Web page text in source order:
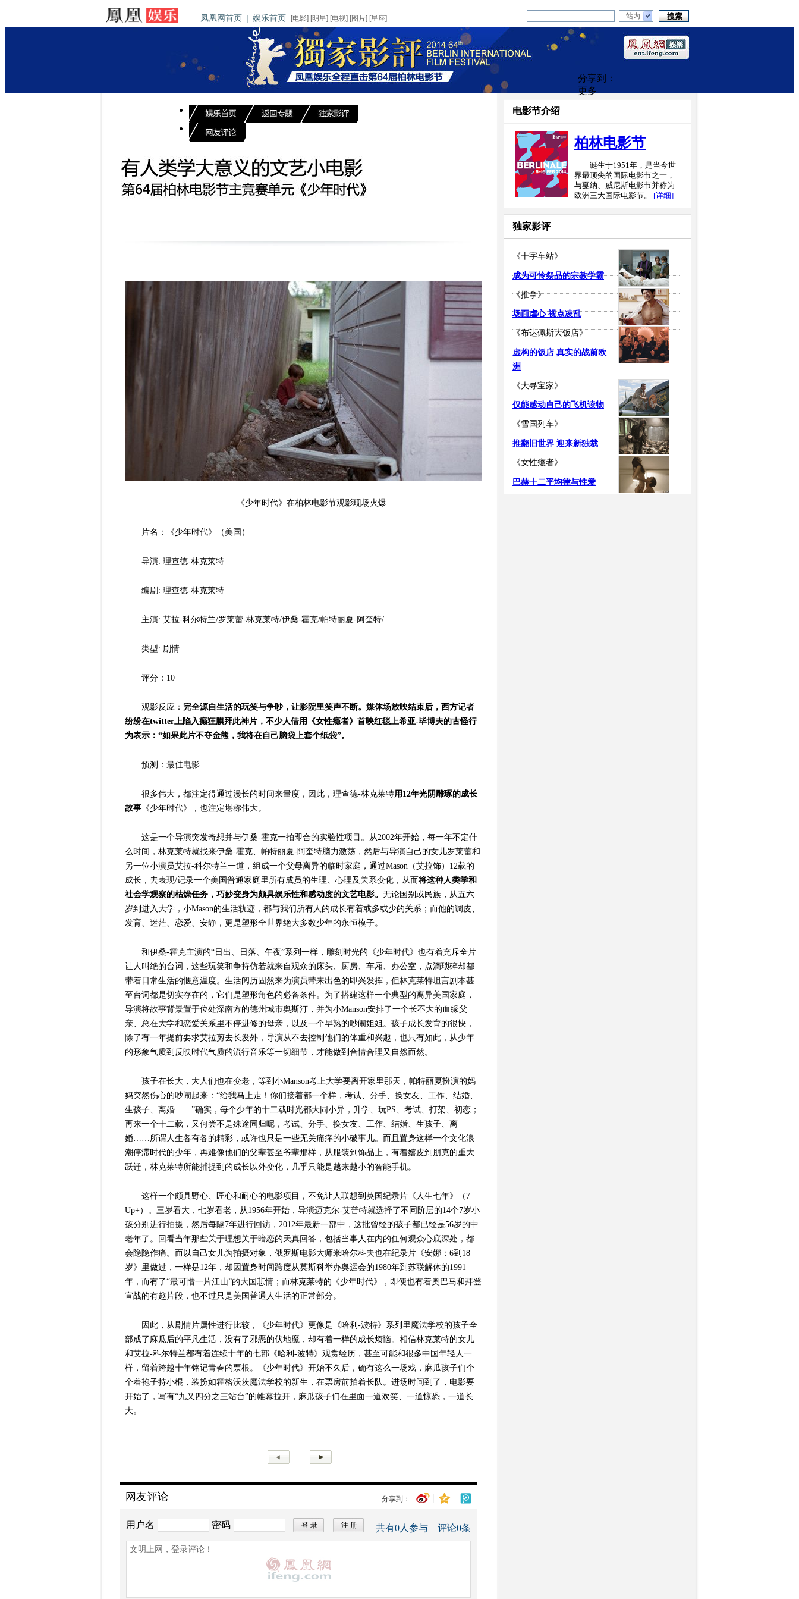
凤凰网首页 | 娱乐首页 [电影] [明星] [电视] [图片] [星座] 站内
分享到：
更多
《少年时代》在柏林电影节观影现场火爆
片名：《少年时代》（美国）
导演: 理查德-林克莱特
编剧: 理查德-林克莱特
主演: 艾拉-科尔特兰/罗莱蕾-林克莱特/伊桑-霍克/帕特丽夏-阿奎特/
类型: 剧情
评分：10
观影反应： 完全源自生活的玩笑与争吵，让影院里笑声不断。媒体场放映结束后，西方记者
纷纷在twitter 上陷入癫狂膜拜此神片，不少人借用《女性瘾者》首映红毯上希亚-毕博夫的古怪行
为表示：“如果此片不夺金熊，我将在自己脑袋上套个纸袋”。
预测：最佳电影
很多伟大，都注定得通过漫长的时间来量度，因此，理查德-林克莱特用12年光阴雕琢的成长
故事 《少年时代》，也注定堪称伟大。
这是一个导演突发奇想并与伊桑-霍克一拍即合的实验性项目。从2002年开始，每一年不定什
么时间，林克莱特就找来伊桑-霍克、帕特丽夏-阿奎特脑力激荡，然后与导演自己的女儿罗莱蕾和
另一位小演员艾拉-科尔特兰一道，组成一个父母离异的临时家庭，通过Mason （艾拉饰）12载的
成长，去表现/记录一个美国普通家庭里所有成员的生理、心理及关系变化，从而将这种人类学和
社会学观察的枯燥任务，巧妙变身为颇具娱乐性和感动度的文艺电影。 无论国别或民族，从五六
岁到进入大学，小Mason的生活轨迹，都与我们所有人的成长有着或多或少的关系；而他的调皮、
发育、迷茫、恋爱、安静，更是塑形全世界绝大多数少年的永恒模子。
和伊桑-霍克主演的“日出、日落、午夜”系列一样，雕刻时光的《少年时代》也有着充斥全片
让人叫绝的台词，这些玩笑和争持仿若就来自观众的床头、厨房、车厢、办公室，点滴琐碎却都
带着日常生活的惬意温度。生活阅历固然来为演员带来出色的即兴发挥，但林克莱特坦言剧本甚
至台词都是切实存在的，它们是塑形角色的必备条件。为了搭建这样一个典型的离异美国家庭，
导演将故事背景置于位处深南方的德州城市奥斯汀，并为小Manson安排了一个长不大的血缘父
亲、总在大学和恋爱关系里不停进修的母亲，以及一个早熟的吵闹姐姐。孩子成长发育的很快，
除了有一年提前要求艾拉剪去长发外，导演从不去控制他们的体重和兴趣，也只有如此，从少年
的形象气质到反映时代气质的流行音乐等一切细节，才能做到合情合理又自然而然。
孩子在长大，大人们也在变老，等到小Manson考上大学要离开家里那天，帕特丽夏扮演的妈
妈突然伤心的吵闹起来：“给我马上走！你们接着都一个样，考试、分手、换女友、工作、结婚、
生孩子、离婚……”确实，每个少年的十二载时光都大同小异，升学、玩PS 、考试、打架、初恋；
再来一个十二载，又何尝不是殊途同归呢，考试、分手、换女友、工作、结婚、生孩子、离
婚……所谓人生各有各的精彩，或许也只是一些无关痛痒的小破事儿。而且置身这样一个文化浪
潮停滞时代的少年，再难像他们的父辈甚至爷辈那样，从服装到饰品上，有着嬉皮到朋克的重大
跃迁，林克莱特所能捕捉到的成长以外变化，几乎只能是越来越小的智能手机。
这样一个颇具野心、匠心和耐心的电影项目，不免让人联想到英国纪录片《人生七年》（7
Up+）。三岁看大，七岁看老，从1956年开始，导演迈克尔-艾普特就选择了不同阶层的14个7岁小
孩分别进行拍摄，然后每隔7年进行回访，2012年最新一部中，这批曾经的孩子都已经是56岁的中
老年了。回看当年那些关于理想关于暗恋的天真回答，包括当事人在内的任何观众心底深处，都
会隐隐作痛。而以自己女儿为拍摄对象，俄罗斯电影大师米哈尔科夫也在纪录片《安娜：6到18
岁》里做过，一样是12年，却因置身时间跨度从莫斯科举办奥运会的1980年到苏联解体的1991
年，而有了“最可惜一片江山”的大国悲情；而林克莱特的《少年时代》，即便也有着奥巴马和拜登
宣战的有趣片段，也不过只是美国普通人生活的正常部分。
因此，从剧情片属性进行比较，《少年时代》更像是《哈利-波特》系列里魔法学校的孩子全
部成了麻瓜后的平凡生活，没有了邪恶的伏地魔，却有着一样的成长烦恼。相信林克莱特的女儿
和艾拉-科尔特兰都有着连续十年的七部《哈利-波特》观赏经历，甚至可能和很多中国年轻人一
样，留着跨越十年铭记青春的票根。《少年时代》开始不久后，确有这么一场戏，麻瓜孩子们个
个着袍子持小棍，装扮如霍格沃茨魔法学校的新生，在票房前拍着长队。进场时间到了，电影要
开始了，写有“九又四分之三站台”的帷幕拉开，麻瓜孩子们在里面一道欢笑、一道惊恐，一道长
大。
网友评论 分享到：
共有0人参与 评论0条
用户名 密码
电影节介绍
柏林电影节
诞生于1951年，是当今世
界最顶尖的国际电影节之一，
与戛纳、威尼斯电影节并称为
欧洲三大国际电影节。 [详细]
独家影评
《十字车站》
成为可怜祭品的宗教学霸
《推拿》
场面虐心 视点凌乱
《布达佩斯大饭店》
虚构的饭店 真实的战前欧
洲
《大寻宝家》
仅能感动自己的飞机读物
《雪国列车》
推翻旧世界 迎来新独裁
《女性瘾者》
巴赫十二平均律与性爱